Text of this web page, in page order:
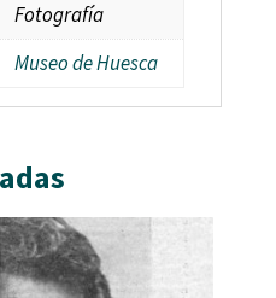
Fotografía
Museo de Huesca